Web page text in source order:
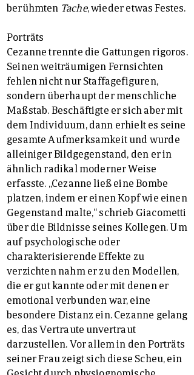
berühmten Tache, wieder etwas Festes.
Porträts
Cezanne trennte die Gattungen rigoros.
Seinen weiträumigen Fernsichten
fehlen nicht nur Staffagefiguren,
sondern überhaupt der menschliche
Maßstab. Beschäftigte er sich aber mit
dem Individuum, dann erhielt es seine
gesamte Aufmerksamkeit und wurde
alleiniger Bildgegenstand, den er in
ähnlich radikal moderner Weise
erfasste. „Cezanne ließ eine Bombe
platzen, indem er einen Kopf wie einen
Gegenstand malte,“ schrieb Giacometti
über die Bildnisse seines Kollegen. Um
auf psychologische oder
charakterisierende Effekte zu
verzichten nahm er zu den Modellen,
die er gut kannte oder mit denen er
emotional verbunden war, eine
besondere Distanz ein. Cezanne gelang
es, das Vertraute unvertraut
darzustellen. Vor allem in den Porträts
seiner Frau zeigt sich diese Scheu, ein
Gesicht durch physiognomische